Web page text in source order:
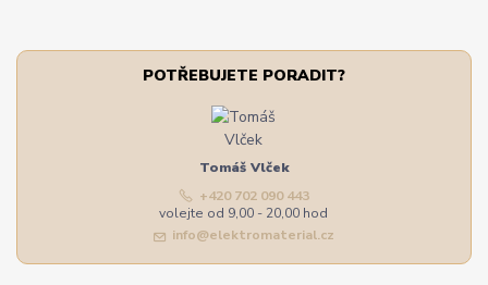
POTŘEBUJETE PORADIT?
Tomáš Vlček
+420 702 090 443
volejte od 9,00 - 20,00 hod
info@elektromaterial.cz